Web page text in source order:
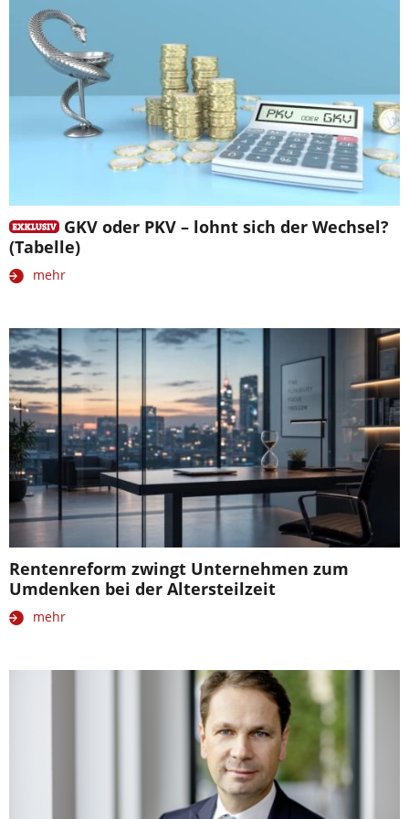
GKV oder PKV – lohnt sich der Wechsel?
(Tabelle)
mehr
Rentenreform zwingt Unternehmen zum
Umdenken bei der Altersteilzeit
mehr